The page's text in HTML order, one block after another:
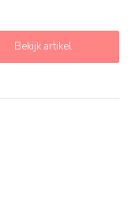
Bekijk artikel